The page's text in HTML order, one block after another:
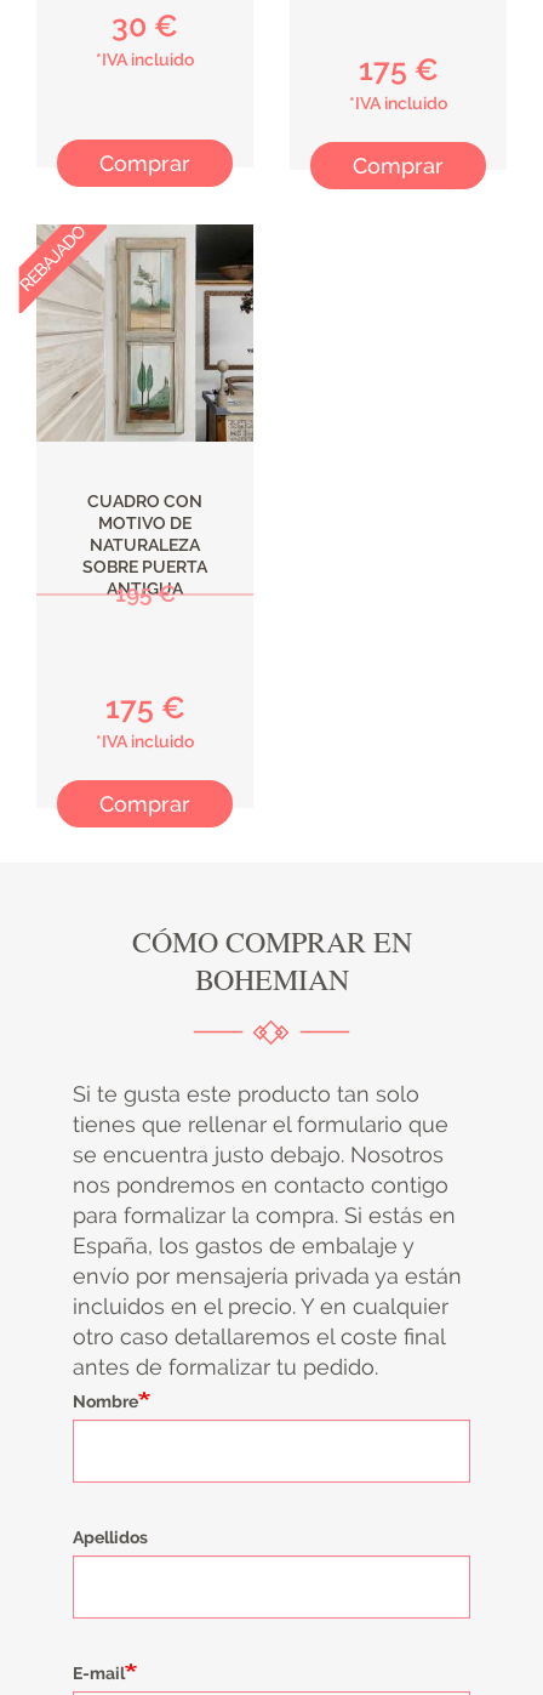
30 €
*IVA incluido
Comprar
175 €
*IVA incluido
Comprar
CUADRO CON
MOTIVO DE
NATURALEZA
SOBRE PUERTA
ANTIGUA
195 €
175 €
*IVA incluido
Comprar
CÓMO COMPRAR EN
BOHEMIAN
Si te gusta este producto tan solo
tienes que rellenar el formulario que
se encuentra justo debajo. Nosotros
nos pondremos en contacto contigo
para formalizar la compra. Si estás en
España, los gastos de embalaje y
envío por mensajería privada ya están
incluidos en el precio. Y en cualquier
otro caso detallaremos el coste final
antes de formalizar tu pedido.
Nombre
Apellidos
E-mail